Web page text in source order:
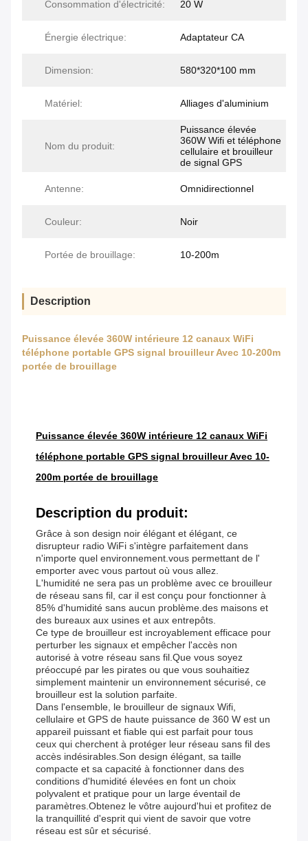
Consommation d'électricité: 20 W
Énergie électrique: Adaptateur CA
Dimension: 580*320*100 mm
Matériel: Alliages d'aluminium
Nom du produit:
Puissance élevée
360W Wifi et téléphone
cellulaire et brouilleur
de signal GPS
Antenne: Omnidirectionnel
Couleur: Noir
Portée de brouillage: 10-200m
Description
Puissance élevée 360W intérieure 12 canaux WiFi
téléphone portable GPS signal brouilleur Avec 10-200m
portée de brouillage
Puissance élevée 360W intérieure 12 canaux WiFi
téléphone portable GPS signal brouilleur Avec 10-
200m portée de brouillage
Description du produit:
Grâce à son design noir élégant et élégant, ce
disrupteur radio WiFi s'intègre parfaitement dans
n'importe quel environnement.vous permettant de l'
emporter avec vous partout où vous allez.
L'humidité ne sera pas un problème avec ce brouilleur
de réseau sans fil, car il est conçu pour fonctionner à
85% d'humidité sans aucun problème.des maisons et
des bureaux aux usines et aux entrepôts.
Ce type de brouilleur est incroyablement efficace pour
perturber les signaux et empêcher l'accès non
autorisé à votre réseau sans fil.Que vous soyez
préoccupé par les pirates ou que vous souhaitiez
simplement maintenir un environnement sécurisé, ce
brouilleur est la solution parfaite.
Dans l'ensemble, le brouilleur de signaux Wifi,
cellulaire et GPS de haute puissance de 360 W est un
appareil puissant et fiable qui est parfait pour tous
ceux qui cherchent à protéger leur réseau sans fil des
accès indésirables.Son design élégant, sa taille
compacte et sa capacité à fonctionner dans des
conditions d'humidité élevées en font un choix
polyvalent et pratique pour un large éventail de
paramètres.Obtenez le vôtre aujourd'hui et profitez de
la tranquillité d'esprit qui vient de savoir que votre
réseau est sûr et sécurisé.